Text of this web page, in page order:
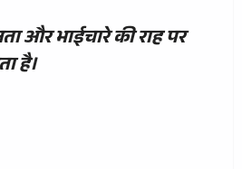
और भाईचारे की राह पर
है।